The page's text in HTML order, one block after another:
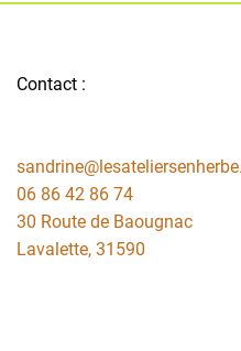
Contact :
06 86 42 86 74
30 Route de Baougnac
Lavalette, 31590